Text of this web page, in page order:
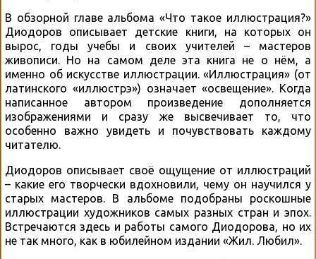
В обзорной главе альбома «Что такое иллюстрация?»
Диодоров описывает детские книги, на которых он
вырос, годы учебы и своих учителей – мастеров
живописи. Но на самом деле эта книга не о нём, а
именно об искусстве иллюстрации. «Иллюстрация» (от
латинского «иллюстрэ») означает «освещение». Когда
написанное автором произведение дополняется
изображениями и сразу же высвечивает то, что
особенно важно увидеть и почувствовать каждому
читателю.
Диодоров описывает своё ощущение от иллюстраций
– какие его творчески вдохновили, чему он научился у
старых мастеров. В альбоме подобраны роскошные
иллюстрации художников самых разных стран и эпох.
Встречаются здесь и работы самого Диодорова, но их
не так много, как в юбилейном издании «Жил. Любил».